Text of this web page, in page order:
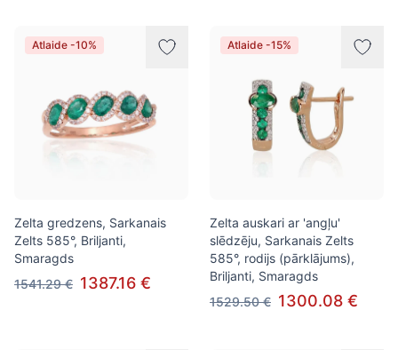
Atlaide -10%
Zelta gredzens, Sarkanais
Zelts 585°, Briljanti,
Smaragds
1541.29 € 1387.16 €
Atlaide -15%
Zelta auskari ar 'angļu'
slēdzēju, Sarkanais Zelts
585°, rodijs (pārklājums),
Briljanti, Smaragds
1529.50 € 1300.08 €